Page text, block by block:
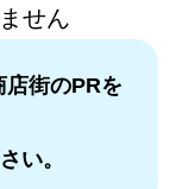
せん
店街のPRを
い。